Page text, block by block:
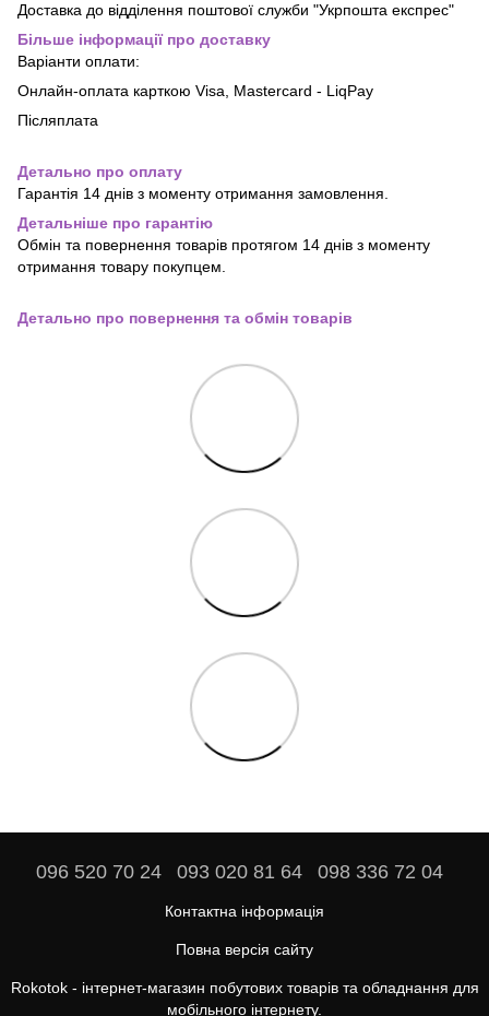
Доставка до відділення поштової служби "Укрпошта експрес"
Більше інформації про доставку
Варіанти оплати:
Онлайн-оплата карткою Visa, Mastercard - LiqPay
Післяплата
Детально про оплату
Гарантія 14 днів з моменту отримання замовлення.
Детальніше про гарантію
Обмін та повернення товарів протягом 14 днів з моменту
отримання товару покупцем.
Детально про повернення та обмін товарів
096 520 70 24 093 020 81 64 098 336 72 04
Контактна інформація
Повна версія сайту
Rokotok - інтернет-магазин побутових товарів та обладнання для
мобільного інтернету.